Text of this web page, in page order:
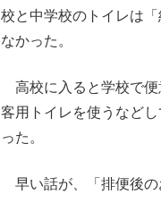
校と中学校のトイレは
なかった。
高校に入ると学校で便
客用トイレを使うなど
った。
早い話が、「排便後の